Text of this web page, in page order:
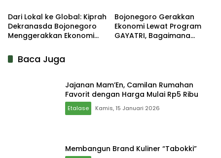
Dari Lokal ke Global: Kiprah
Dekranasda Bojonegoro
Menggerakkan Ekonomi
Bojonegoro Gerakkan
Ekonomi Lewat Program
GAYATRI, Bagaimana
Baca Juga
Jajanan Mam’En, Camilan Rumahan
Favorit dengan Harga Mulai Rp5 Ribu
Etalase Kamis, 15 Januari 2026
Membangun Brand Kuliner “Tabokki”